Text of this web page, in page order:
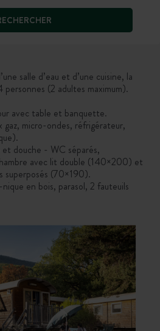
salle d’eau et d’une cuisine, la
personnes (2 adultes maximum).
avec table et banquette.
gaz, micro-ondes, réfrigérateur,
et douche - WC séparés,
avec lit double (140×200) et
superposés (70×190).
en bois, parasol, 2 fauteuils